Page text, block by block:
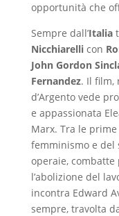
opportunità che
Sempre dall’Italia
Nicchiarellicon
John Gordon
Fernandez. Il film,
d’Argento vede
e appassionata
Marx. Tra le
femminismo e del
operaie,
l’abolizione del
incontra Edward
sempre, travolta